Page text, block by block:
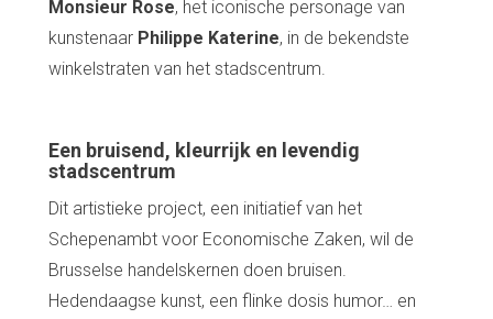
Monsieur Rose, het iconische personage van
kunstenaar Philippe Katerine, in de bekendste
winkelstraten van het stadscentrum.
Een bruisend, kleurrijk en levendig
stadscentrum
Dit artistieke project, een initiatief van het
Schepenambt voor Economische Zaken, wil de
Brusselse handelskernen doen bruisen.
Hedendaagse kunst, een flinke dosis humor… en